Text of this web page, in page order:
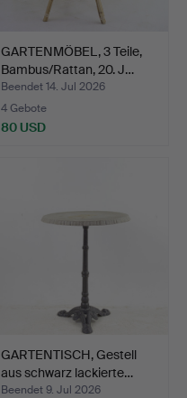
GARTENMÖBEL, 3 Teile,
Bambus/Rattan, 20. J…
Beendet 14. Jul 2026
4 Gebote
80 USD
GARTENTISCH, Gestell
aus schwarz lackierte…
Beendet 9. Jul 2026